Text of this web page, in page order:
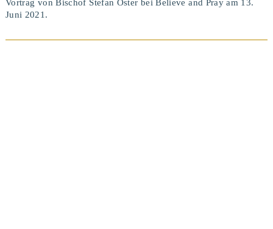
Vortrag von Bischof Stefan Oster bei Believe and Pray am 13.
Juni 2021.